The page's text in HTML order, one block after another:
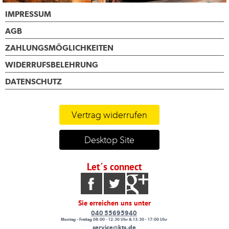
IMPRESSUM
AGB
ZAHLUNGSMÖGLICHKEITEN
WIDERRUFSBELEHRUNG
DATENSCHUTZ
Vertrag widerrufen
Desktop Site
Let´s connect
Sie erreichen uns unter
040 55695940
Montag - Freitag 08:00 - 12:30 Uhr & 13:30 - 17:00 Uhr
service@kts.de